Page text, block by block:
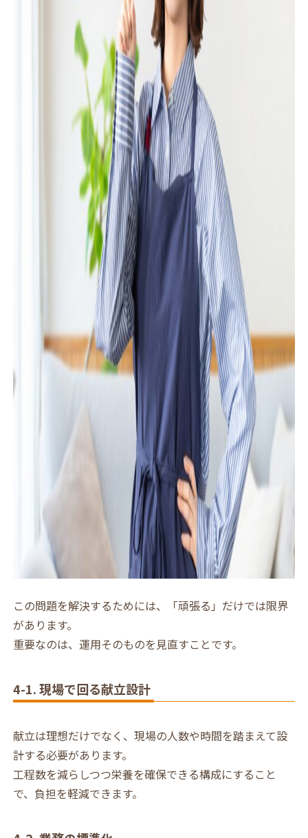
この問題を解決するためには、「頑張る」だけでは限界
があります。
重要なのは、運用そのものを見直すことです。
4-1. 現場で回る献立設計
献立は理想だけでなく、現場の人数や時間を踏まえて設
計する必要があります。
工程数を減らしつつ栄養を確保できる構成にすること
で、負担を軽減できます。